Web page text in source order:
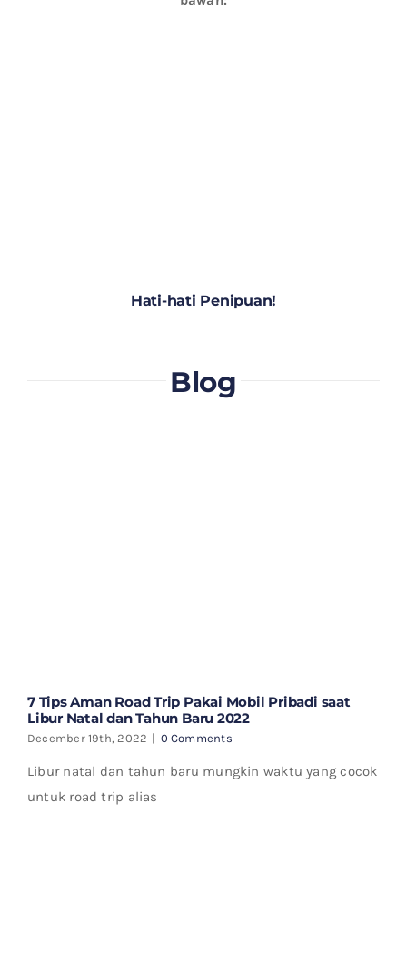
Hati-hati Penipuan!
Blog
7 Tips Aman Road Trip Pakai Mobil Pribadi saat
Libur Natal dan Tahun Baru 2022
December 19th, 2022 | 0 Comments
Libur natal dan tahun baru mungkin waktu yang cocok
untuk road trip alias